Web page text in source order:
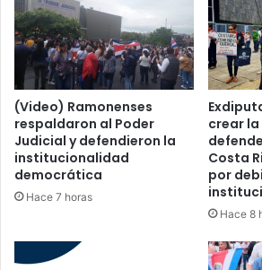
(Video) Ramonenses
respaldaron al Poder
Judicial y defendieron la
institucionalidad
democrática
Hace 7 horas
crear la
Costa
por
Hace 8